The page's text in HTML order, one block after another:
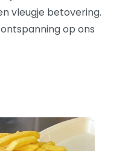
vleugje betovering.
op ons